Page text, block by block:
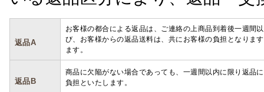
返品A
お客様の都合による返品は、ご連絡の上商品到着後一週間
び、お客様からの返品送料は、共にお客様の負担となりま
ます。
返品B
商品に欠陥がない場合であっても、一週間以内に限り返品
負担といたします。